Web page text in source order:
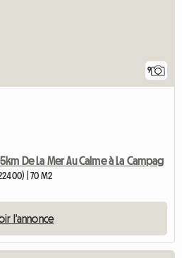
9
De La Mer Au Calme à La Campag
| 70 M2
l'annonce